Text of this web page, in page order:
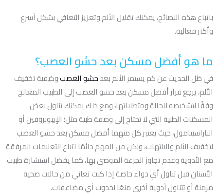
باتباع هذه النصائح، يمكنك تقليل الألم وتعزيز التعافي بشكل أسرع
وأكثر فعالية.
ما هوأفضل مسكن بعد حشو العصب؟
في ظل الحديث عن كم يستمر الألم بعدحشو العصبوكيفية تخفيف
الألم، يرجع قرار أفضل مسكن بعد حشو العصب إلى الطبيب المعالج
وفقًا لتشخيصه للحالة ومتطلباتها، ومع ذلك يمكنك تناول بعض
المسكنات الطبية التي لا تحتاج إلى وصفة طبية مثل؛ الإيبوبروفين أو
الباراسيتامول، حيث يعتبر كل منهما أفضل مسكن بعد حشو العصب
لتخفيف الألم والالتهاب، ولكن من المهم دائمًا اتباع التعليمات المرفقة
مع الأدوية وعدم تجاوز الجرعة الموصى بها، كما يفضل استشارة طبيب
الأسنان قبل تناول أي دواء خاصة إذا كنت تعاني من حالات صحية
مزمنة أو تتناول أدوية أخرى منعًا لحدوث أي مضاعفات.